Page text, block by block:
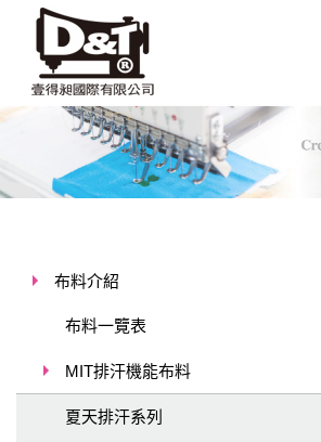
布料介紹
布料一覽表
MIT排汗機能布料
夏天排汗系列